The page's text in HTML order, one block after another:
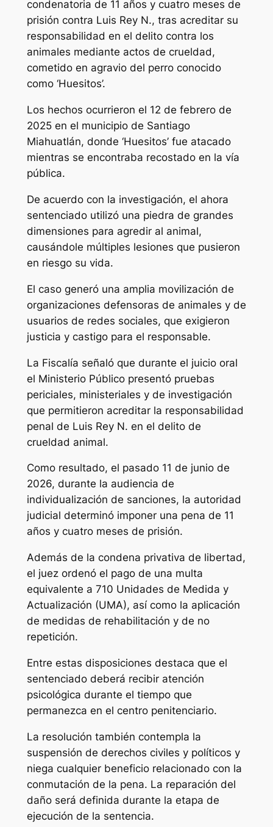
condenatoria de 11 años y cuatro meses de
prisión contra Luis Rey N., tras acreditar su
responsabilidad en el delito contra los
animales mediante actos de crueldad,
cometido en agravio del perro conocido
como ‘Huesitos’.
Los hechos ocurrieron el 12 de febrero de
2025 en el municipio de Santiago
Miahuatlán, donde ‘Huesitos’ fue atacado
mientras se encontraba recostado en la vía
pública.
De acuerdo con la investigación, el ahora
sentenciado utilizó una piedra de grandes
dimensiones para agredir al animal,
causándole múltiples lesiones que pusieron
en riesgo su vida.
El caso generó una amplia movilización de
organizaciones defensoras de animales y de
usuarios de redes sociales, que exigieron
justicia y castigo para el responsable.
La Fiscalía señaló que durante el juicio oral
el Ministerio Público presentó pruebas
periciales, ministeriales y de investigación
que permitieron acreditar la responsabilidad
penal de Luis Rey N. en el delito de
crueldad animal.
Como resultado, el pasado 11 de junio de
2026, durante la audiencia de
individualización de sanciones, la autoridad
judicial determinó imponer una pena de 11
años y cuatro meses de prisión.
Además de la condena privativa de libertad,
el juez ordenó el pago de una multa
equivalente a 710 Unidades de Medida y
Actualización (UMA), así como la aplicación
de medidas de rehabilitación y de no
repetición.
Entre estas disposiciones destaca que el
sentenciado deberá recibir atención
psicológica durante el tiempo que
permanezca en el centro penitenciario.
La resolución también contempla la
suspensión de derechos civiles y políticos y
niega cualquier beneficio relacionado con la
conmutación de la pena. La reparación del
daño será definida durante la etapa de
ejecución de la sentencia.